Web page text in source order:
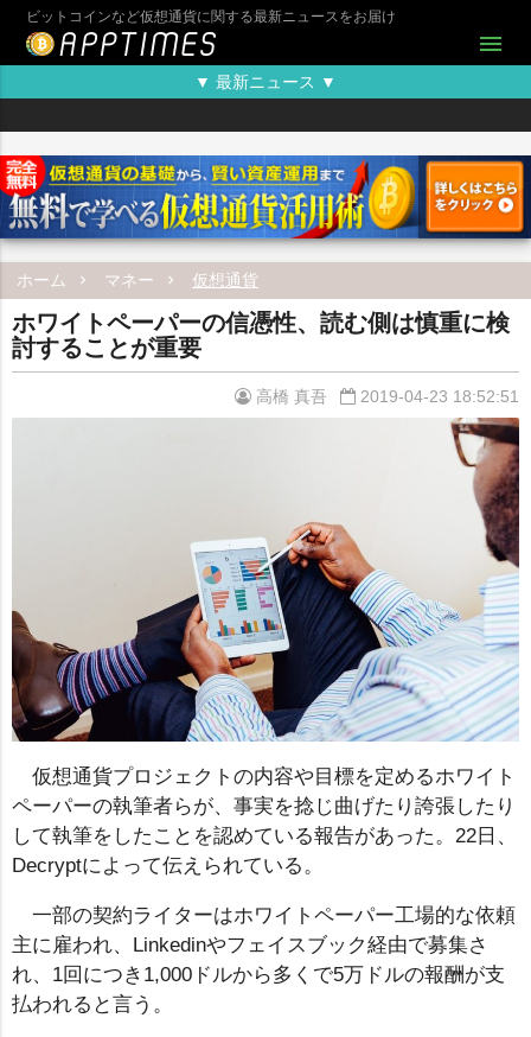
ビットコインなど仮想通貨に関する最新ニュースをお届け
menu
▼ 最新ニュース ▼
ホーム マネー 仮想通貨
ホワイトペーパーの信憑性、読む側は慎重に検
討することが重要
高橋 真吾 2019-04-23 18:52:51
仮想通貨プロジェクトの内容や目標を定めるホワイト
ペーパーの執筆者らが、事実を捻じ曲げたり誇張したり
して執筆をしたことを認めている報告があった。22日、
Decryptによって伝えられている。
一部の契約ライターはホワイトペーパー工場的な依頼
主に雇われ、Linkedinやフェイスブック経由で募集さ
れ、1回につき1,000ドルから多くで5万ドルの報酬が支
払われると言う。